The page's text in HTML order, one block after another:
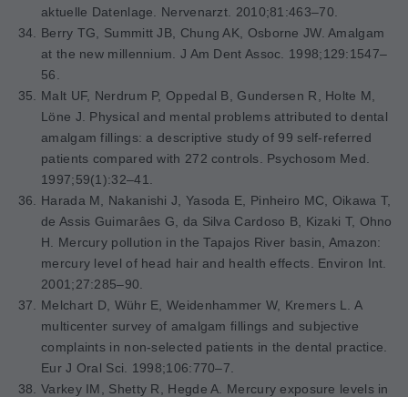
aktuelle Datenlage. Nervenarzt. 2010;81:463–70.
Berry TG, Summitt JB, Chung AK, Osborne JW. Amalgam
at the new millennium. J Am Dent Assoc. 1998;129:1547–
56.
Malt UF, Nerdrum P, Oppedal B, Gundersen R, Holte M,
Löne J. Physical and mental problems attributed to dental
amalgam fillings: a descriptive study of 99 self-referred
patients compared with 272 controls. Psychosom Med.
1997;59(1):32–41.
Harada M, Nakanishi J, Yasoda E, Pinheiro MC, Oikawa T,
de Assis Guimarâes G, da Silva Cardoso B, Kizaki T, Ohno
H. Mercury pollution in the Tapajos River basin, Amazon:
mercury level of head hair and health effects. Environ Int.
2001;27:285–90.
Melchart D, Wühr E, Weidenhammer W, Kremers L. A
multicenter survey of amalgam fillings and subjective
complaints in non-selected patients in the dental practice.
Eur J Oral Sci. 1998;106:770–7.
Varkey IM, Shetty R, Hegde A. Mercury exposure levels in